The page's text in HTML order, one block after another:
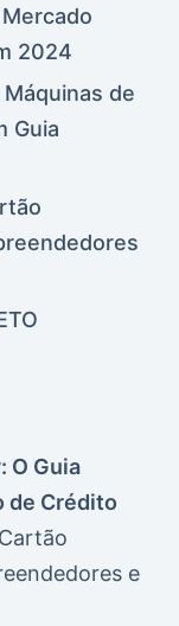
2024
de
Guia
O Guia
de Crédito
e